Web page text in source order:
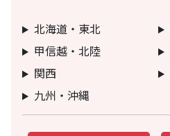
北海道・東北
甲信越・北陸
関西
九州・沖縄